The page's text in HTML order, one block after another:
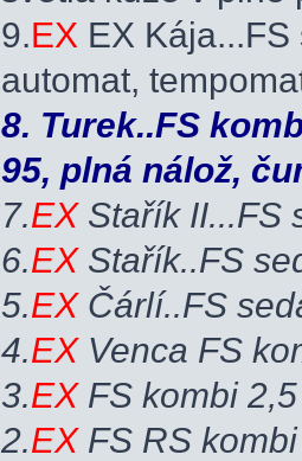
9.EX EX Kája...FS
automat,
8. Turek..FS
95, plná nálož,
7.EXStařík II...FS
6.EXStařík..FS
5.EXČárlí..FS
4.EXVenca FS
3.EXFS kombi
2.EXFS RS